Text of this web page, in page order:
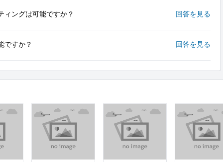
ィングは可能ですか？ 回答を見る
ですか？ 回答を見る